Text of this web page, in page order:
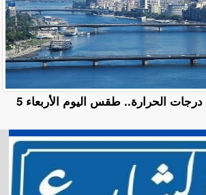
استمرار التراجع في درجات الحرارة.. طقس اليوم الأربعاء 5